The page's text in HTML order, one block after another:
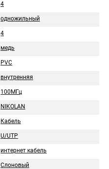
4
одножильный
4
медь
PVC
внутренняя
100МГц
NIKOLAN
Кабель
U/UTP
интернет кабель
Слоновый